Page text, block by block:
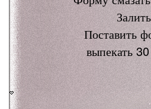
Поставить
выпекать